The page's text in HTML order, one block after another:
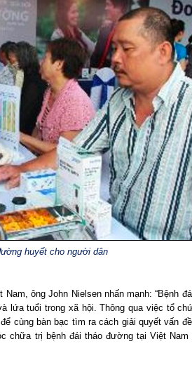
huyết cho người dân
ông John Nielsen nhấn mạnh: “Bệnh
lứa tuổi trong xã hội. Thông qua việc tổ
cùng bàn bạc tìm ra cách giải quyết vấn
chữa trị bệnh đái tháo đường tại Việt Nam